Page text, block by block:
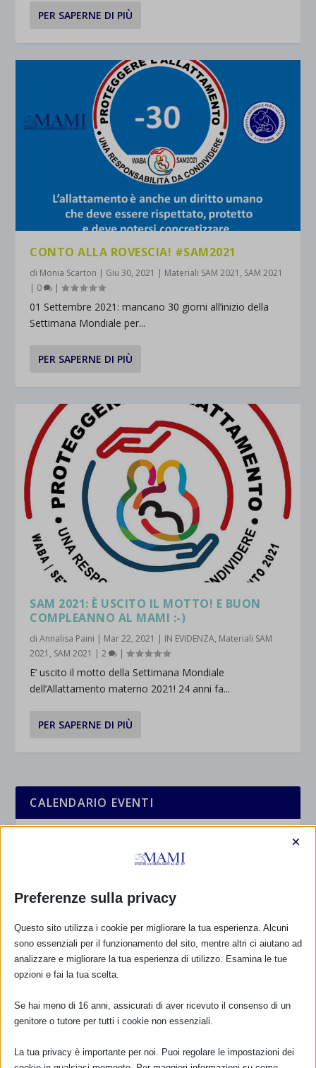
PER SAPERNE DI PIÙ
CONTO ALLA ROVESCIA! #SAM2021
di Monia Scarton | Giu 30, 2021 | Materiali SAM 2021 , SAM 2021
| 0 |
01 Settembre 2021: mancano 30 giorni all’inizio della
Settimana Mondiale per...
PER SAPERNE DI PIÙ
SAM 2021: È USCITO IL MOTTO! E BUON
COMPLEANNO AL MAMI :-)
diAnnalisa Paini | Mar 22, 2021 | IN EVIDENZA, Materiali SAM
2021 , SAM 2021 |2 |
E’ uscito il motto della Settimana Mondiale
dell’Allattamento materno 2021! 24 anni fa...
PER SAPERNE DI PIÙ
CALENDARIO EVENTI
FARMACI IN ALLATTAMENTO E
GRAVIDANZA
NUMERO VERDE GRATUITO
800.883300
Preferenze sulla privacy
×
Questo sito utilizza i cookie per migliorare la tua esperienza. Alcuni
sono essenziali per il funzionamento del sito, mentre altri ci aiutano ad
analizzare e migliorare la tua esperienza di utilizzo. Esamina le tue
opzioni e fai la tua scelta.
Se hai meno di 16 anni, assicurati di aver ricevuto il consenso di un
genitore o tutore per tutti i cookie non essenziali.
La tua privacy è importante per noi. Puoi regolare le impostazioni dei